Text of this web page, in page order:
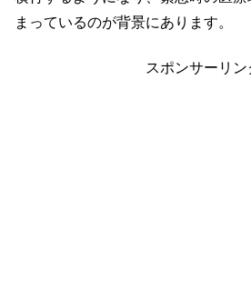
まっているのが背景にあります。
スポンサーリン